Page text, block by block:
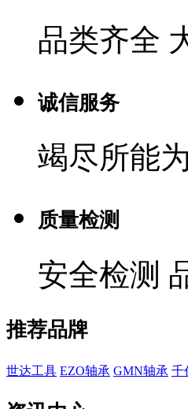
品类齐全
诚信服务
竭尽所能
质量检测
安全检测
推荐品牌
世达工具 EZO轴承 GMN轴承 千